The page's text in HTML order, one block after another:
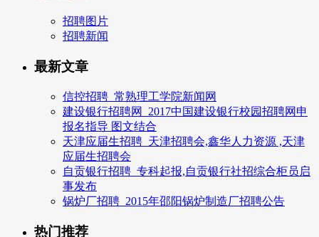
招聘图片
招聘新闻
最新文章
信控招聘_常熟理工学院新闻网
建设银行招聘网_2017中国建设银行校园招聘网申
报名指导 图文结合
天津应届生招聘_天津招聘会,鑫华人力资源 ,天津
应届生招聘会
自贡银行招聘_专科起报,自贡银行社招综合柜员启
事发布
锅炉厂招聘_2015年邵阳锅炉制造厂招聘公告
热门推荐